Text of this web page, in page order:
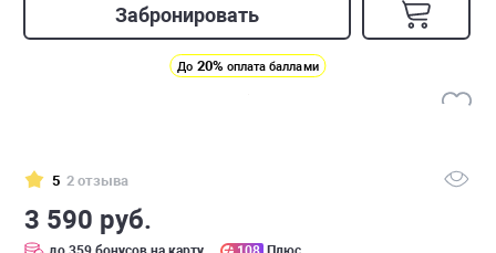
Забронировать
До 20% оплата баллами
5 2 отзыва
3 590 руб.